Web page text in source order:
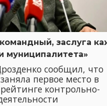
заслуга
муниципалитета»
сообщил, что
первое место в
контрольно-